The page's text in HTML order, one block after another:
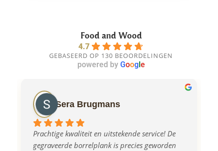
Food and Wood
4.7
GEBASEERD OP 130 BEOORDELINGEN
powered by Googl e
Sera Brugmans
Prachtige kwaliteit en uitstekende service! De
gegraveerde borrelplank is precies geworden